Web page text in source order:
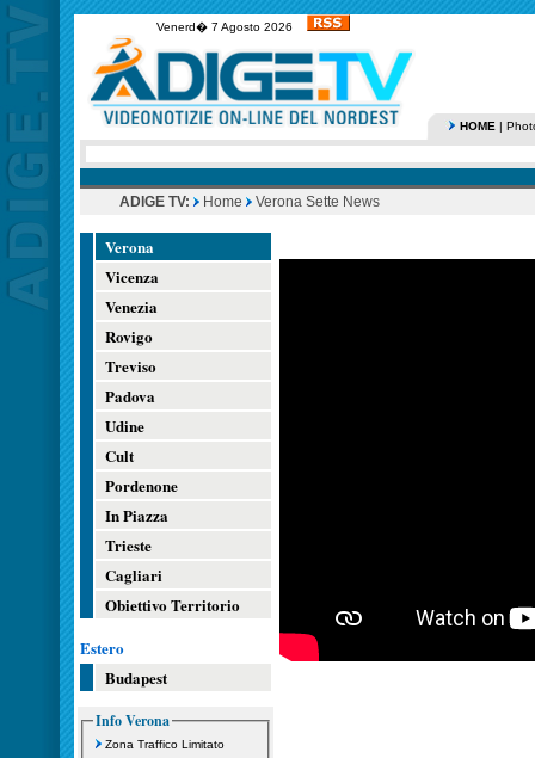
Venerd� 7 Agosto 2026
HOME |
ADIGE TV: Home Verona Sette News
Verona
Vicenza
Venezia
Rovigo
Treviso
Padova
Udine
Cult
Pordenone
In Piazza
Trieste
Cagliari
Obiettivo Territorio
Estero
Budapest
Info Verona
Zona Traffico Limitato